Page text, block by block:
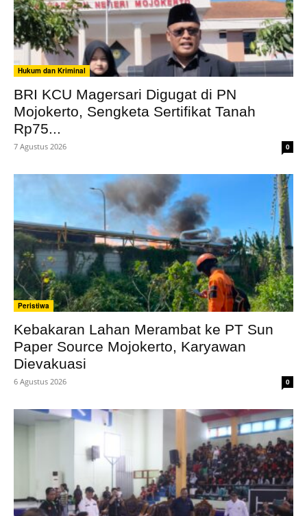
Hukum dan Kriminal
BRI KCU Magersari Digugat di PN
Mojokerto, Sengketa Sertifikat Tanah
Rp75...
7 Agustus 2026 0
Peristiwa
Kebakaran Lahan Merambat ke PT Sun
Paper Source Mojokerto, Karyawan
Dievakuasi
6 Agustus 2026 0